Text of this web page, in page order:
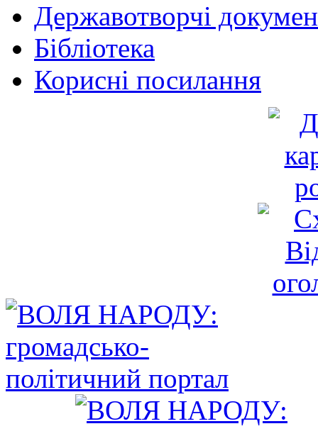
Державотворчі
Бібліотека
Корисні посилання